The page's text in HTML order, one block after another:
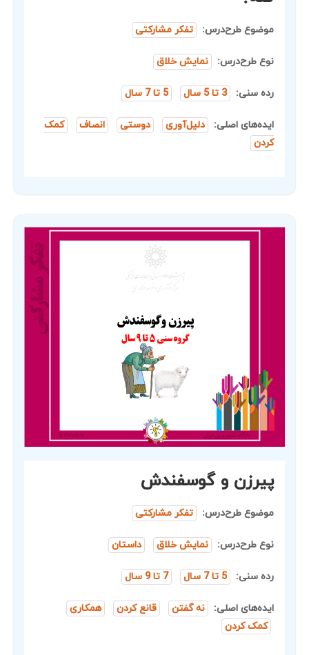
موضوع طرح‌درس: تفکر مشارکتی
نوع طرح‌درس: نمایش خلاق
رده سنی: 3 تا 5 سال 5 تا 7 سال
ایده‌های اصلی: دلیل‌آوری دوستی انصاف
کمک
کردن
پیرزن و گوسفندش
موضوع طرح‌درس: تفکر مشارکتی
نوع طرح‌درس: نمایش خلاق داستان
رده سنی: 5 تا 7 سال 7 تا 9 سال
ایده‌های اصلی: نه گفتن قانع کردن
همکاری
کمک کردن